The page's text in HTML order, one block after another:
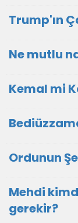
Trump'ın
Ne mutlu
Kemal mi
Ordunun
Mehdi
gerekir?